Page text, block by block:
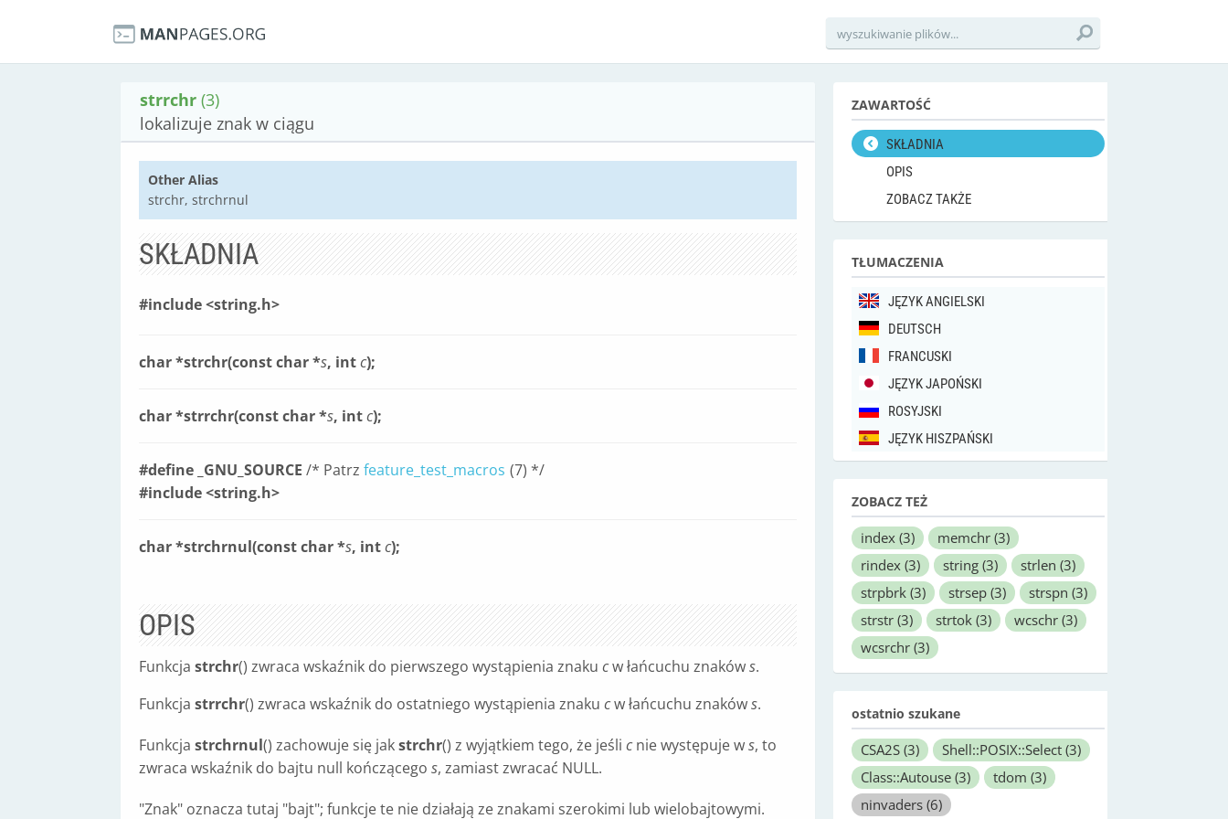
strrchr (3)
lokalizuje znak w ciągu
Other Alias
strchr, strchrnul
SKŁADNIA
#include <string.h>
char *strchr(const char *s, intc);
char *strrchr(const char *s, intc);
#define _GNU_SOURCE /* Patrz feature_test_macros (7) */
#include <string.h>
char *strchrnul(const char *s, intc);
OPIS
Funkcja strchr() zwraca wskaźnik do pierwszego wystąpienia znaku cw łańcuchu znakóws.
Funkcja strrchr() zwraca wskaźnik do ostatniego wystąpienia znaku cw łańcuchu znakóws.
Funkcja strchrnul() zachowuje się jakstrchr() z wyjątkiem tego, że jeśli cnie występuje ws, to
zwraca wskaźnik do bajtu null kończącego s, zamiast zwracać NULL.
"Znak" oznacza tutaj "bajt"; funkcje te nie działają ze znakami szerokimi lub wielobajtowymi.
ZAWARTOŚĆ
SKŁADNIA
OPIS
ZOBACZ TAKŻE
TŁUMACZENIA
JĘZYK ANGIELSKI
DEUTSCH
FRANCUSKI
JĘZYK JAPOŃSKI
ROSYJSKI
JĘZYK HISZPAŃSKI
ZOBACZ TEŻ
index (3) memchr (3)
rindex (3) string (3) strlen (3)
strpbrk (3) strsep (3) strspn (3)
strstr (3) strtok (3) wcschr (3)
wcsrchr (3)
ostatnio szukane
CSA2S (3) Shell::POSIX::Select (3)
Class::Autouse (3) tdom (3)
ninvaders (6)